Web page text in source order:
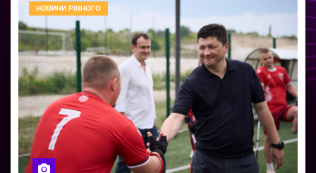
НОВИНИ РІВНОГО